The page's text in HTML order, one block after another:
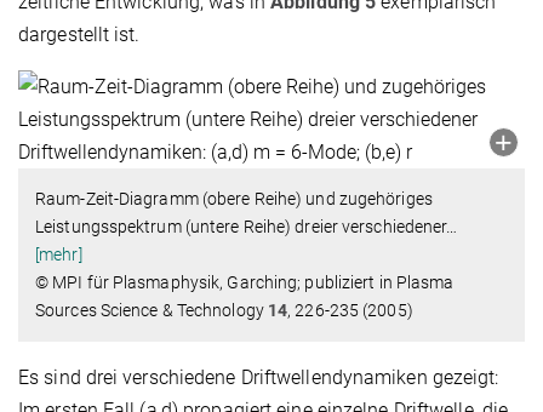
dargestellt ist.
Raum-Zeit-Diagramm (obere Reihe) und zugehöriges
Leistungsspektrum (untere Reihe) dreier verschiedener…
[mehr]
© MPI für Plasmaphysik, Garching; publiziert in Plasma
Sources Science & Technology 14, 226-235 (2005)
Es sind drei verschiedene Driftwellendynamiken gezeigt: